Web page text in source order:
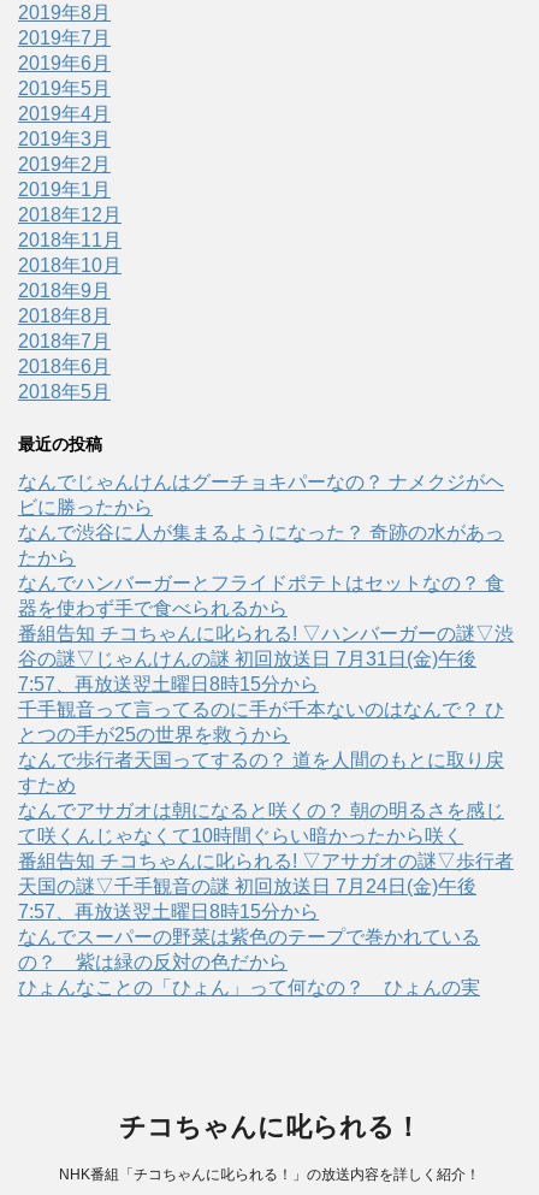
2019年8月
2019年7月
2019年6月
2019年5月
2019年4月
2019年3月
2019年2月
2019年1月
2018年12月
2018年11月
2018年10月
2018年9月
2018年8月
2018年7月
2018年6月
2018年5月
最近の投稿
なんでじゃんけんはグーチョキパーなの？ ナメクジがヘ
ビに勝ったから
なんで渋谷に人が集まるようになった？ 奇跡の水があっ
たから
なんでハンバーガーとフライドポテトはセットなの？ 食
器を使わず手で食べられるから
番組告知 チコちゃんに叱られる! ▽ハンバーガーの謎▽渋
谷の謎▽じゃんけんの謎 初回放送日 7月31日(金)午後
7:57、再放送翌土曜日8時15分から
千手観音って言ってるのに手が千本ないのはなんで？ ひ
とつの手が25の世界を救うから
なんで歩行者天国ってするの？ 道を人間のもとに取り戻
すため
なんでアサガオは朝になると咲くの？ 朝の明るさを感じ
て咲くんじゃなくて10時間ぐらい暗かったから咲く
番組告知 チコちゃんに叱られる! ▽アサガオの謎▽歩行者
天国の謎▽千手観音の謎 初回放送日 7月24日(金)午後
7:57、再放送翌土曜日8時15分から
なんでスーパーの野菜は紫色のテープで巻かれている
の？ 紫は緑の反対の色だから
ひょんなことの「ひょん」って何なの？ ひょんの実
チコちゃんに叱られる！
NHK番組「チコちゃんに叱られる！」の放送内容を詳しく紹介！